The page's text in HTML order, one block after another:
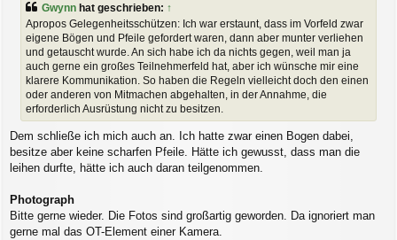
Gwynn hat geschrieben: ↑
Apropos Gelegenheitsschützen: Ich war erstaunt, dass im Vorfeld zwar
eigene Bögen und Pfeile gefordert waren, dann aber munter verliehen
und getauscht wurde. An sich habe ich da nichts gegen, weil man ja
auch gerne ein großes Teilnehmerfeld hat, aber ich wünsche mir eine
klarere Kommunikation. So haben die Regeln vielleicht doch den einen
oder anderen von Mitmachen abgehalten, in der Annahme, die
erforderlich Ausrüstung nicht zu besitzen.
Dem schließe ich mich auch an. Ich hatte zwar einen Bogen dabei,
besitze aber keine scharfen Pfeile. Hätte ich gewusst, dass man die
leihen durfte, hätte ich auch daran teilgenommen.
Photograph
Bitte gerne wieder. Die Fotos sind großartig geworden. Da ignoriert man
gerne mal das OT-Element einer Kamera.